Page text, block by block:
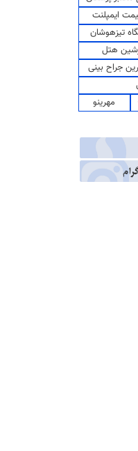
ایمپلنت
تیزهوشان
هتل
جراح بینی
مهرینو